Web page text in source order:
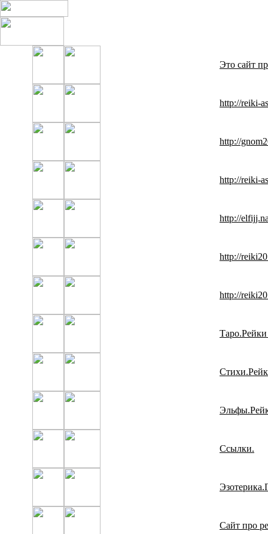
Это сайт
http://reiki-
http://
http://reiki-
http://
http://
http://
Ссылки.
Сайт про